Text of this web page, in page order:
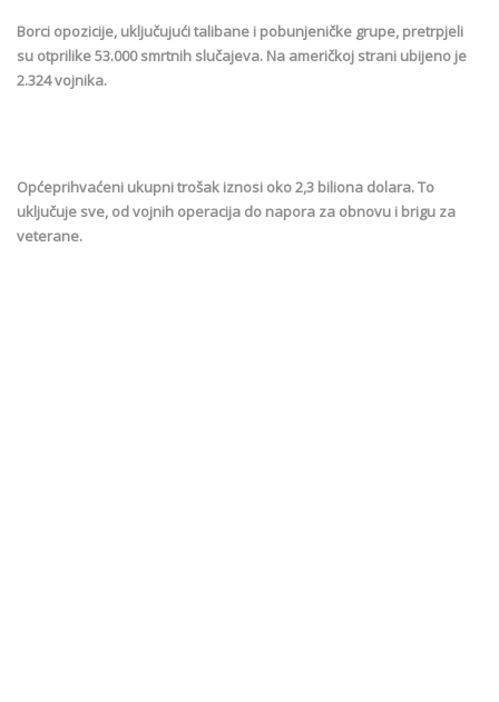
Borci opozicije, uključujući talibane i pobunjeničke grupe, pretrpjeli
su otprilike 53.000 smrtnih slučajeva. Na američkoj strani ubijeno je
2.324 vojnika.
Općeprihvaćeni ukupni trošak iznosi oko 2,3 biliona dolara. To
uključuje sve, od vojnih operacija do napora za obnovu i brigu za
veterane.